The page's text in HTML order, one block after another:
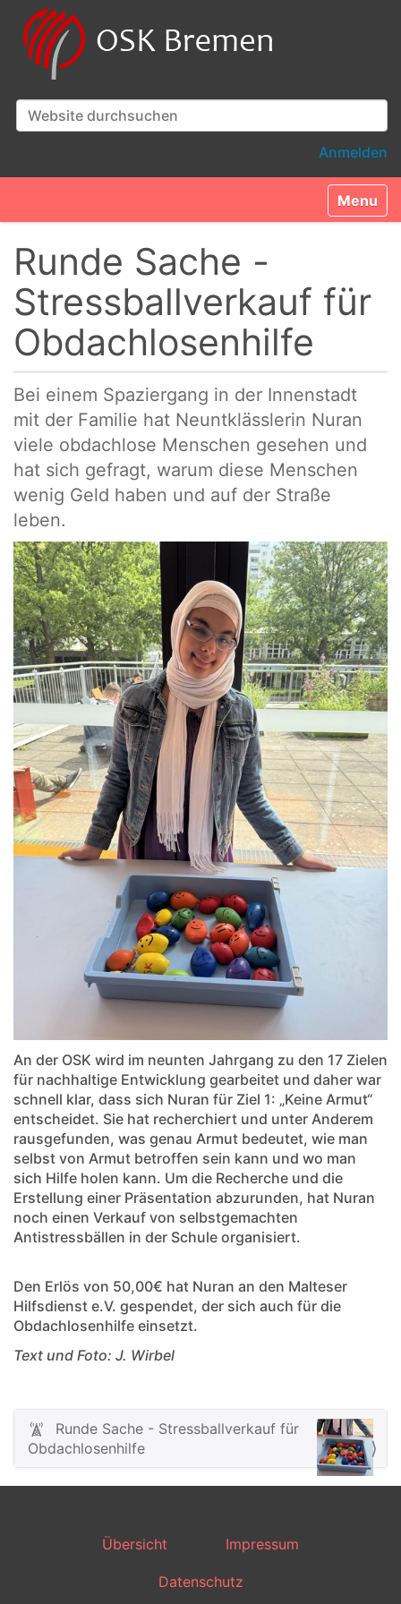
Website durchsuchen
Anmelden
Toggle
Runde Sache -
Stressballverkauf für
Obdachlosenhilfe
Bei einem Spaziergang in der Innenstadt
mit der Familie hat Neuntklässlerin Nuran
viele obdachlose Menschen gesehen und
hat sich gefragt, warum diese Menschen
wenig Geld haben und auf der Straße
leben.
An der OSK wird im neunten Jahrgang zu den 17 Zielen
für nachhaltige Entwicklung gearbeitet und daher war
schnell klar, dass sich Nuran für Ziel 1: „Keine Armut“
entscheidet. Sie hat recherchiert und unter Anderem
rausgefunden, was genau Armut bedeutet, wie man
selbst von Armut betroffen sein kann und wo man
sich Hilfe holen kann. Um die Recherche und die
Erstellung einer Präsentation abzurunden, hat Nuran
noch einen Verkauf von selbstgemachten
Antistressbällen in der Schule organisiert.
Den Erlös von 50,00€ hat Nuran an den Malteser
Hilfsdienst e.V. gespendet, der sich auch für die
Obdachlosenhilfe einsetzt.
Text und Foto: J. Wirbel
N
a
v
Runde Sache - Stressballverkauf für
Obdachlosenhilfe
Übersicht Impressum
Datenschutz